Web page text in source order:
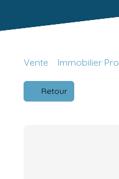
Vente Immobilier Pro
Retour